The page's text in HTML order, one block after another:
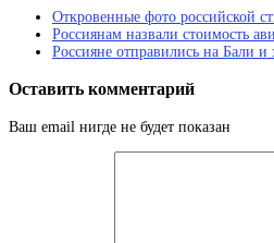
Откровенные фото российской
Россиянам назвали стоимость
Россияне отправились на Бали и
Оставить комментарий
Ваш email нигде не будет показан